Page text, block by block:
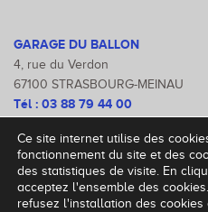
GARAGE DU BALLON
4, rue du Verdon
67100 STRASBOURG-MEINAU
Tél : 03 88 79 44 00
Mentions légales
Ce site internet utilise des
fonctionnement du site et des
des statistiques de visite. En
acceptez l'ensemble des
refusez l'installation des cookies